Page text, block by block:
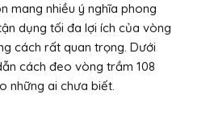
mang nhiều ý nghĩa phong
dụng tối đa lợi ích của vòng
cách rất quan trọng. Dưới
cách đeo vòng trầm 108
những ai chưa biết.